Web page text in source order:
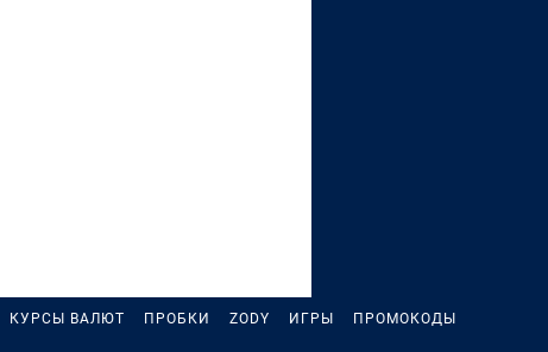
КУРСЫ ВАЛЮТ ПРОБКИ ZODY ИГРЫ ПРОМОКОДЫ